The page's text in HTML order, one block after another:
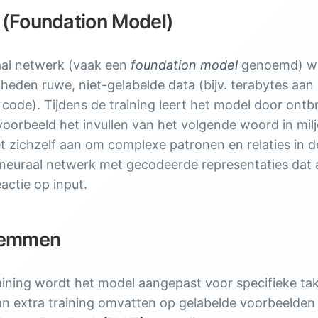
AI
("Hallucinaties")
Eerlijkheid
Model)
netwerk (vaak een foundation modelgenoemd)
ruwe, niet-gelabelde data (bijv. terabytes
Tijdens de training leert het model door
het invullen van het volgende woord in
zichzelf aan om complexe patronen en relaties in
netwerk met gecodeerde representaties
op input.
wordt het model aangepast voor specifieke
extra training omvatten op gelabelde